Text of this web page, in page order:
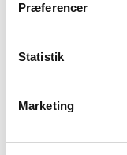
Præferencer
Statistik
Marketing